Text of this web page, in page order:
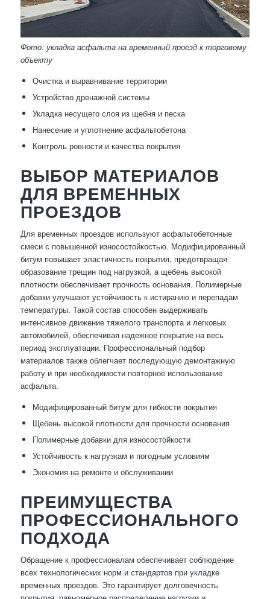
Фото: укладка асфальта на временный проезд к торговому
объекту
Очистка и выравнивание территории
Устройство дренажной системы
Укладка несущего слоя из щебня и песка
Нанесение и уплотнение асфальтобетона
Контроль ровности и качества покрытия
ВЫБОР МАТЕРИАЛОВ
ДЛЯ ВРЕМЕННЫХ
ПРОЕЗДОВ
Для временных проездов используют асфальтобетонные
смеси с повышенной износостойкостью. Модифицированный
битум повышает эластичность покрытия, предотвращая
образование трещин под нагрузкой, а щебень высокой
плотности обеспечивает прочность основания. Полимерные
добавки улучшают устойчивость к истиранию и перепадам
температуры. Такой состав способен выдерживать
интенсивное движение тяжелого транспорта и легковых
автомобилей, обеспечивая надежное покрытие на весь
период эксплуатации. Профессиональный подбор
материалов также облегчает последующую демонтажную
работу и при необходимости повторное использование
асфальта.
Модифицированный битум для гибкости покрытия
Щебень высокой плотности для прочности основания
Полимерные добавки для износостойкости
Устойчивость к нагрузкам и погодным условиям
Экономия на ремонте и обслуживании
ПРЕИМУЩЕСТВА
ПРОФЕССИОНАЛЬНОГО
ПОДХОДА
Обращение к профессионалам обеспечивает соблюдение
всех технологических норм и стандартов при укладке
временных проездов. Это гарантирует долговечность